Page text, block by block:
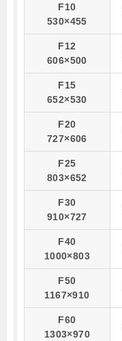
F10
530×455
F12
606×500
F15
652×530
F20
727×606
F25
803×652
F30
910×727
F40
1000×803
F50
1167×910
F60
1303×970